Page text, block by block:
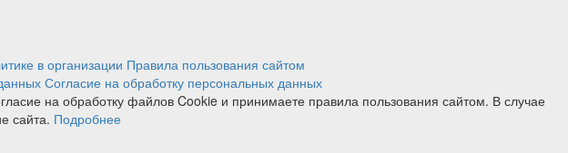
в организации Правила пользования сайтом
Согласие на обработку персональных данных
на обработку файлов Cookie и принимаете правила пользования сайтом. В случае
сайта. Подробнее